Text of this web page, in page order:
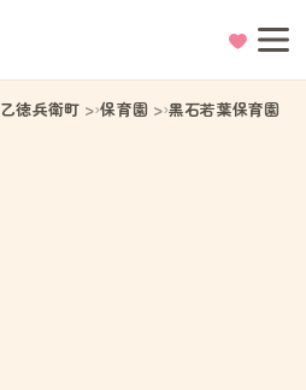
乙徳兵衛町 保育園 黒石若葉保育園